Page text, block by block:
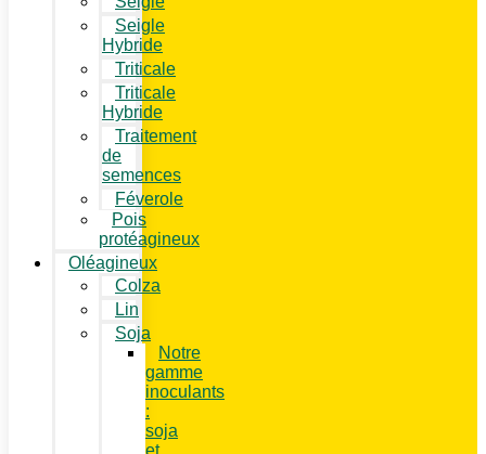
Seigle
Hybride
Triticale
Triticale
Hybride
Traitement
de
semences
Féverole
Pois
protéagineux
Oléagineux
Colza
Lin
Soja
Notre
gamme
inoculants
:
soja
et